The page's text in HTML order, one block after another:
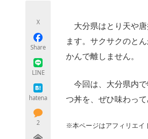
X
Share
LINE
hatena
2
大分県はとり天や唐
ます。サクサクのと
かんで離しません。
今回は、大分県内で
つ丼を、ぜひ味わって
※本ページはアフィリエイ